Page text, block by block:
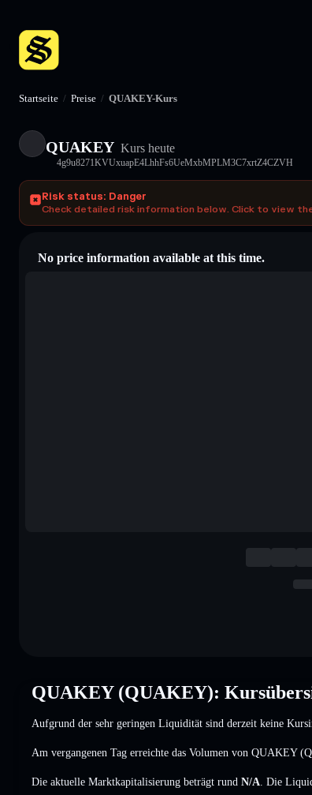
Startseite / Preise / QUAKEY-Kurs
QUAKEY Kurs heute
4g9u8271KVUxuapE4LhhFs6UeMxbMPLM3C7xrtZ4CZVH
Risk status: Danger
Check detailed risk information below. Click to view
No price information available at this time.
QUAKEY (QUAKEY):
Aufgrund der sehr geringen Liquidität sind derzeit keine
Am vergangenen Tag erreichte das Volumen von QUAKEY
Die aktuelle Marktkapitalisierung beträgt rund N/A . Die